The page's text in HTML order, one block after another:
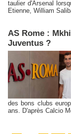
taulier d'Arsenal
Etienne, William
AS Rome :
Juventus ?
des bons clubs
ans. D'après Calcio